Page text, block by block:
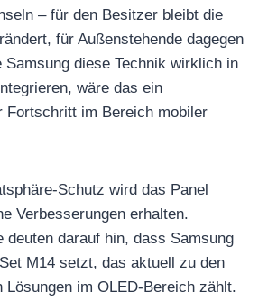
– für den Besitzer bleibt die
für Außenstehende dagegen
Samsung diese Technik wirklich in
wäre das ein
Fortschritt im Bereich mobiler
Schutz wird das Panel
Verbesserungen erhalten.
deuten darauf hin, dass Samsung
M14 setzt, das aktuell zu den
im OLED-Bereich zählt.